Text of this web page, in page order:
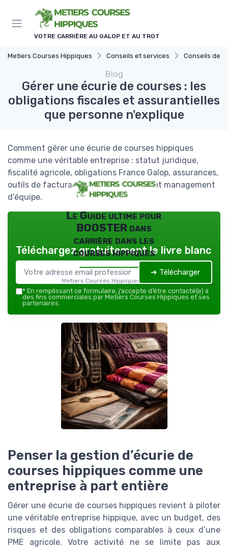
VOTRE CARRIÈRE AU GALOP ET AU TROT
Metiers Courses Hippiques Conseils et services Conseils de
Blog
Gérer une écurie de courses : les
obligations fiscales et assurantielles
que personne n'explique
Comment gérer une écurie de courses hippiques
comme une véritable entreprise : statut juridique,
fiscalité agricole, obligations France Galop, assurances,
outils de facturation, tableau de bord et management
d’équipe.
Le Guide ultime pour
BOOSTER dans
carrière dans les
courses hippiques
Metiers Courses Hippiques — 2026
Téléchargez gratuitement le livre blanc
➔ Télécharger
* En remplissant ce formulaire, j’accepte d’être contacté(e) à
des fins commerciales par Metiers Courses Hippiques et ses
partenaires.
Penser la gestion d’écurie de
courses hippiques comme une
entreprise à part entière
Gérer une écurie de courses hippiques revient à piloter
une véritable entreprise hippique, avec un budget, des
risques et des obligations comparables à ceux d’une
PME agricole. Votre activité ne se limite pas aux
Panneau de gestion des cookies